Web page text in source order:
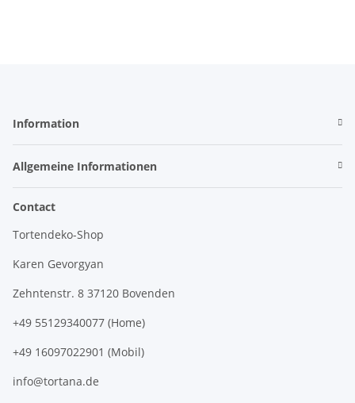
Information
Allgemeine Informationen
Contact
Tortendeko-Shop
Karen Gevorgyan
Zehntenstr. 8 37120 Bovenden
+49 55129340077 (Home)
+49 16097022901 (Mobil)
info@tortana.de